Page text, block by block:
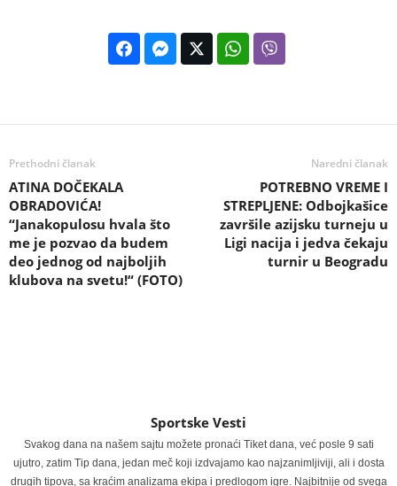
Prethodni članak
ATINA DOČEKALA
OBRADOVIĆA!
“Janakopulosu hvala što
me je pozvao da budem
deo jednog od najboljih
klubova na svetu!“ (FOTO)
Naredni članak
POTREBNO VREME I
STREPLJENE: Odbojkašice
završile azijsku turneju u
Ligi nacija i jedva čekaju
turnir u Beogradu
Sportske Vesti
Svakog dana na našem sajtu možete pronaći Tiket dana, već posle 9 sati
ujutro, zatim Tip dana, jedan meč koji izdvajamo kao najzanimljiviji, ali i dosta
drugih tipova, sa kraćim analizama ekipa i predlogom igre. Najbitnije od svega